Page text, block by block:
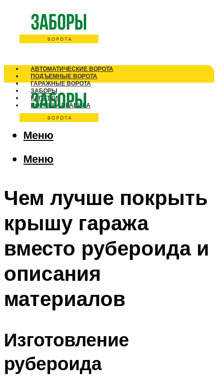
АВТОМАТИЧЕСКИЕ ВОРОТА
ПОДЪЕМНЫЕ ВОРОТА
ГАРАЖНЫЕ ВОРОТА
ЗАБОРЫ
КАЛИТКИ
НОРМЫ И ПРАВИЛА
Меню
Меню
Чем лучше покрыть
крышу гаража
вместо рубероида и
описания
материалов
Изготовление
рубероида